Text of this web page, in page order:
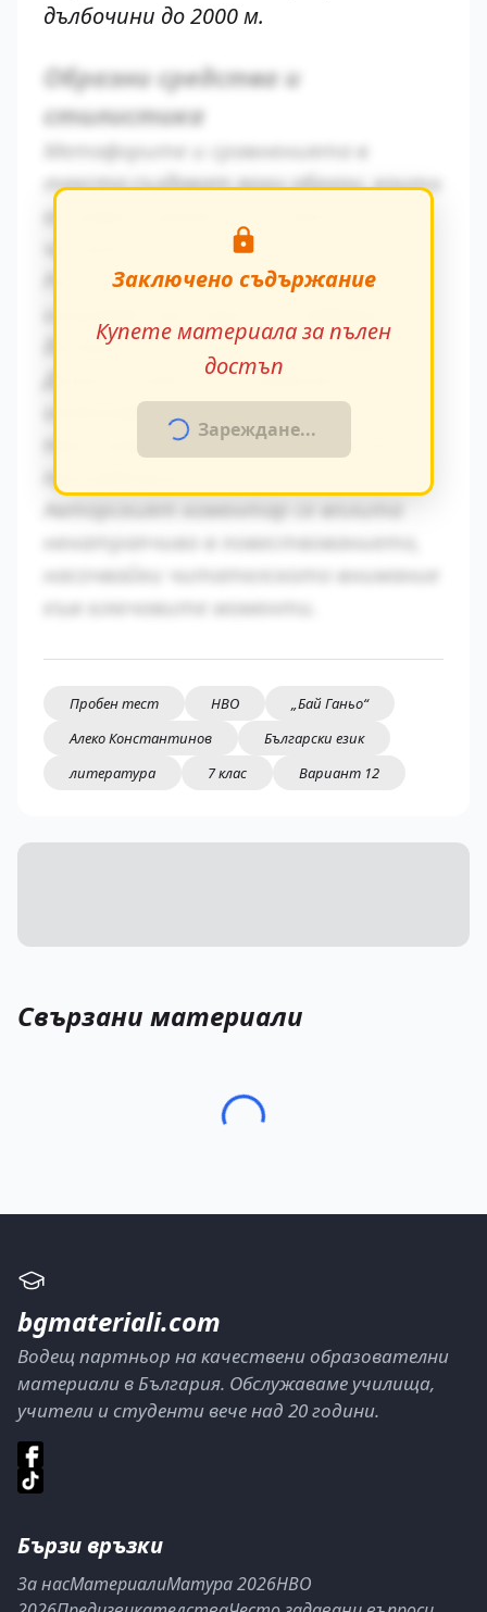
дълбочини до 2000 м.
Образни средства и
стилистика
Метафорите и сравненията в
текста създават ярки образи, които
остават трайно в съзнанието на
читателя.
Ритъмът на повествованието се
динамични и статични епизоди.
Диалогичната реч разкрива
индивидуалните особености на
персонажите и тяхната социална
принадлежност.
Авторският коментар се вплита
ненатрапчиво в повествованието,
насочвайки читателското внимание
към ключовите моменти.
Заключено съдържание
Купете материала за пълен
достъп
Зареждане...
Пробен тест НВО
„Бай Ганьо“
Алеко Константинов
Български език
литература
7 клас Вариант 12
Свързани материали
bgmateriali.com
Водещ партньор на качествени образователни
материали в България. Обслужаваме училища,
учители и студенти вече над 20 години.
Бързи връзки
За насМатериалиМатура 2026НВО